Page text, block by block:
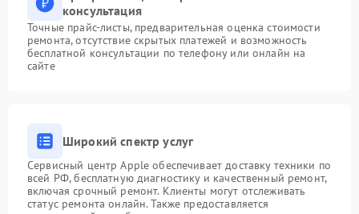
консультация
Точные прайс-листы, предварительная оценка стоимости
ремонта, отсутствие скрытых платежей и возможность
бесплатной консультации по телефону или онлайн на
сайте
Широкий спектр услуг
Сервисный центр Apple обеспечивает доставку техники по
всей РФ, бесплатную диагностику и качественный ремонт,
включая срочный ремонт. Клиенты могут отслеживать
статус ремонта онлайн. Также предоставляется